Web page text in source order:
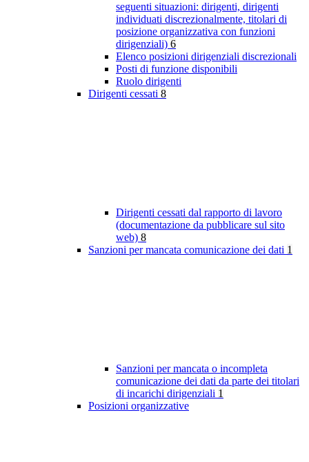
seguenti situazioni: dirigenti, dirigenti
individuati discrezionalmente, titolari di
posizione organizzativa con funzioni
dirigenziali) 6
Elenco posizioni dirigenziali discrezionali
Posti di funzione disponibili
Ruolo dirigenti
Dirigenti cessati 8
Dirigenti cessati dal rapporto di lavoro
(documentazione da pubblicare sul sito
web) 8
Sanzioni per mancata comunicazione dei dati 1
Sanzioni per mancata o incompleta
comunicazione dei dati da parte dei titolari
di incarichi dirigenziali 1
Posizioni organizzative